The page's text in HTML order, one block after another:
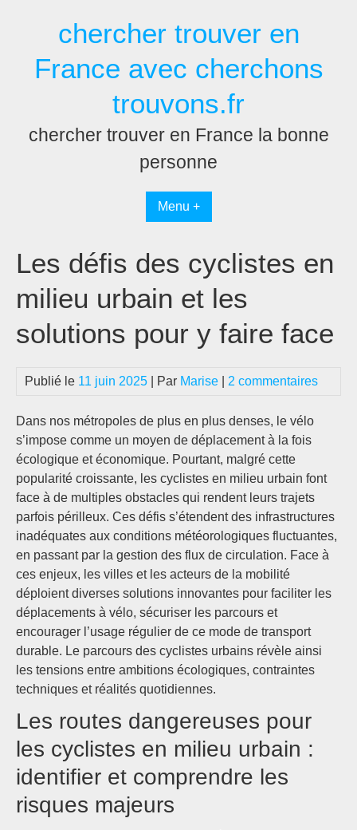
chercher trouver en
France avec cherchons
trouvons.fr
chercher trouver en France la bonne
personne
Menu +
Les défis des cyclistes en
milieu urbain et les
solutions pour y faire face
Publié le 11 juin 2025 | Par Marise 2 commentaires
Dans nos métropoles de plus en plus denses, le vélo
s’impose comme un moyen de déplacement à la fois
écologique et économique. Pourtant, malgré cette
popularité croissante, les cyclistes en milieu urbain font
face à de multiples obstacles qui rendent leurs trajets
parfois périlleux. Ces défis s’étendent des infrastructures
inadéquates aux conditions météorologiques fluctuantes,
en passant par la gestion des flux de circulation. Face à
ces enjeux, les villes et les acteurs de la mobilité
déploient diverses solutions innovantes pour faciliter les
déplacements à vélo, sécuriser les parcours et
encourager l’usage régulier de ce mode de transport
durable. Le parcours des cyclistes urbains révèle ainsi
les tensions entre ambitions écologiques, contraintes
techniques et réalités quotidiennes.
Les routes dangereuses pour
les cyclistes en milieu urbain :
identifier et comprendre les
risques majeurs